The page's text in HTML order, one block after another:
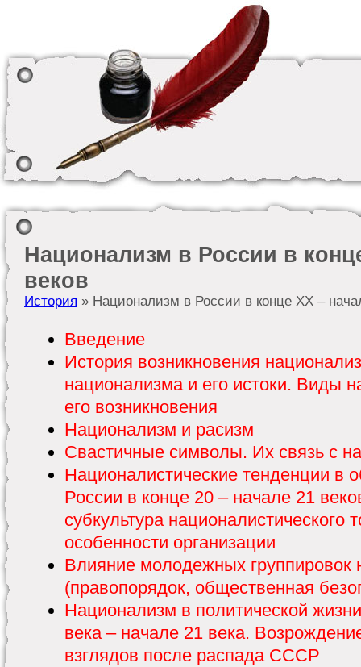
Национализм в России в
веков
История » Национализм в России в конце XX –
Введение
История возникновения
национализма и его истоки. Виды
его возникновения
Национализм и расизм
Свастичные символы. Их связь с
Националистические тенденции в
России в конце 20 – начале 21
субкультура националистического
особенности организации
Влияние молодежных
(правопорядок, общественная
Национализм в политической
века – начале 21 века.
взглядов после распада СССР